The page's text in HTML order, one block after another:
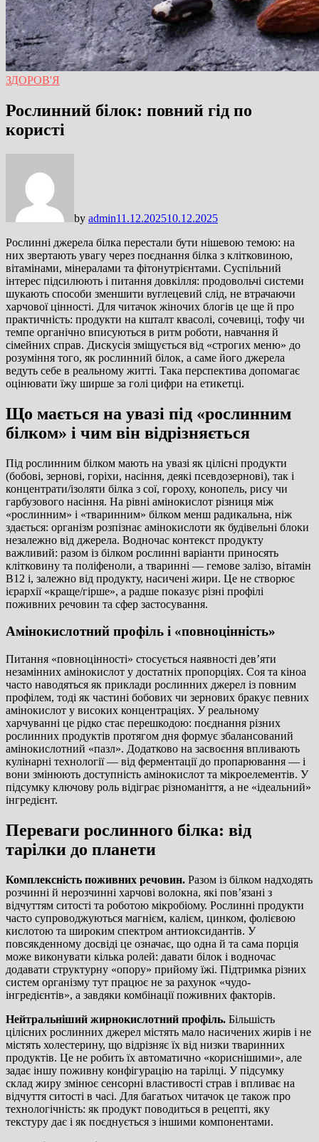
ЗДОРОВ'Я
Рослинний білок: повний гід по
користі
by admin11.12.202510.12.2025
Рослинні джерела білка перестали бути нішевою темою: на
них звертають увагу через поєднання білка з клітковиною,
вітамінами, мінералами та фітонутрієнтами. Суспільний
інтерес підсилюють і питання довкілля: продовольчі системи
шукають способи зменшити вуглецевий слід, не втрачаючи
харчової цінності. Для читачок жіночих блогів це ще й про
практичність: продукти на кшталт квасолі, сочевиці, тофу чи
темпе органічно вписуються в ритм роботи, навчання й
сімейних справ. Дискусія зміщується від «строгих меню» до
розуміння того, як рослинний білок, а саме його джерела
ведуть себе в реальному житті. Така перспектива допомагає
оцінювати їжу ширше за голі цифри на етикетці.
Що мається на увазі під «рослинним
білком» і чим він відрізняється
Під рослинним білком мають на увазі як цілісні продукти
(бобові, зернові, горіхи, насіння, деякі псевдозернові), так і
концентрати/ізоляти білка з сої, гороху, конопель, рису чи
гарбузового насіння. На рівні амінокислот різниця між
«рослинним» і «тваринним» білком менш радикальна, ніж
здається: організм розпізнає амінокислоти як будівельні блоки
незалежно від джерела. Водночас контекст продукту
важливий: разом із білком рослинні варіанти приносять
клітковину та поліфеноли, а тваринні — гемове залізо, вітамін
B12 і, залежно від продукту, насичені жири. Це не створює
ієрархії «краще/гірше», а радше показує різні профілі
поживних речовин та сфер застосування.
Амінокислотний профіль і «повноцінність»
Питання «повноцінності» стосується наявності дев’яти
незамінних амінокислот у достатніх пропорціях. Соя та кіноа
часто наводяться як приклади рослинних джерел із повним
профілем, тоді як частині бобових чи зернових бракує певних
амінокислот у високих концентраціях. У реальному
харчуванні це рідко стає перешкодою: поєднання різних
рослинних продуктів протягом дня формує збалансований
амінокислотний «пазл». Додатково на засвоєння впливають
кулінарні технології — від ферментації до пропарювання — і
вони змінюють доступність амінокислот та мікроелементів. У
підсумку ключову роль відіграє різноманіття, а не «ідеальний»
інгредієнт.
Переваги рослинного білка: від
тарілки до планети
Комплексність поживних речовин. Разом із білком надходять
розчинні й нерозчинні харчові волокна, які пов’язані з
відчуттям ситості та роботою мікробіому. Рослинні продукти
часто супроводжуються магнієм, калієм, цинком, фолієвою
кислотою та широким спектром антиоксидантів. У
повсякденному досвіді це означає, що одна й та сама порція
може виконувати кілька ролей: давати білок і водночас
додавати структурну «опору» прийому їжі. Підтримка різних
систем організму тут працює не за рахунок «чудо-
інгредієнтів», а завдяки комбінації поживних факторів.
Нейтральніший жирнокислотний профіль. Більшість
цілісних рослинних джерел містять мало насичених жирів і не
містять холестерину, що відрізняє їх від низки тваринних
продуктів. Це не робить їх автоматично «кориснішими», але
задає іншу поживну конфігурацію на тарілці. У підсумку
склад жиру змінює сенсорні властивості страв і впливає на
відчуття ситості в часі. Для багатьох читачок це також про
технологічність: як продукт поводиться в рецепті, яку
текстуру дає і як поєднується з іншими компонентами.